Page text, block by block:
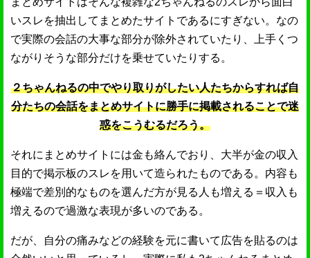
いスレを抽出してまとめたサイトであるにすぎない。なの
で実際の会話の大事な部分が除外されていたり、上手くつ
ながりそうな部分だけを乗せていたりする。
２ちゃんねるの中でやり取りがしたい人たちからすれば自
分たちの会話をまとめサイトに勝手に掲載されることで迷
惑をこうむるだろう。
それにまとめサイトには金も絡んでおり、大半が金の収入
目的で掲示板のスレを用いて造られたものである。内容も
極端で差別的なものを選んだ方が見る人も増える＝収入も
増えるので過激な表現が多いのである。
だが、自分の痛みなどの経験を元に書いて広告を貼るのは